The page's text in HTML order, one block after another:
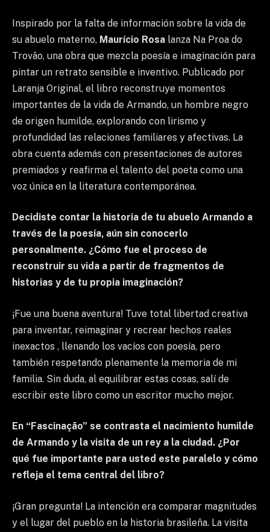
Inspirado por la falta de información sobre la vida de
su abuelo materno, Maurício Rosa lanza Na Proa do
Trovão, una obra que mezcla poesía e imaginación para
pintar un retrato sensible e inventivo. Publicado por
Laranja Original, el libro reconstruye momentos
importantes de la vida de Armando, un hombre negro
de origen humilde, explorando con lirismo y
profundidad las relaciones familiares y afectivas. La
obra cuenta además con presentaciones de autores
premiados y reafirma el talento del poeta como una
voz única en la literatura contemporánea.
Decidiste contar la historia de tu abuelo Armando a
través de la poesía, aún sin conocerlo
personalmente. ¿Cómo fue el proceso de
reconstruir su vida a partir de fragmentos de
historias y de tu propia imaginación?
¡Fue una buena aventura! Tuve total libertad creativa
para inventar, reimaginar y recrear hechos reales
inexactos , llenando los vacíos con poesía, pero
también respetando plenamente la memoria de mi
familia. Sin duda, al equilibrar estas cosas, salí de
escribir este libro como un escritor mucho mejor.
En “Fascinação” se contrasta el nacimiento humilde
de Armando y la visita de un rey a la ciudad. ¿Por
qué fue importante para usted este paralelo y cómo
refleja el tema central del libro?
¡Gran pregunta! La intención era comparar magnitudes
y el lugar del pueblo en la historia brasileña. La visita